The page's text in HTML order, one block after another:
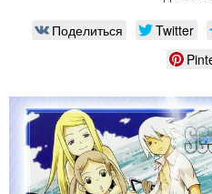
Поделиться Twitter